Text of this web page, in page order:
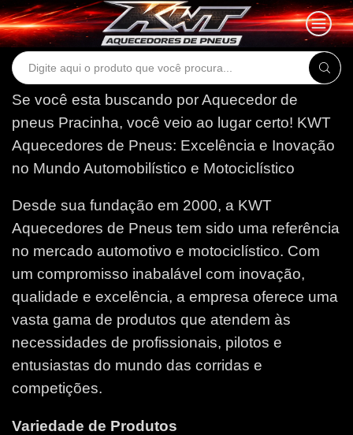
Search
Se você esta buscando por Aquecedor de
pneus Pracinha, você veio ao lugar certo! KWT
Aquecedores de Pneus: Excelência e Inovação
no Mundo Automobilístico e Motociclístico
Desde sua fundação em 2000, a KWT
Aquecedores de Pneus tem sido uma referência
no mercado automotivo e motociclístico. Com
um compromisso inabalável com inovação,
qualidade e excelência, a empresa oferece uma
vasta gama de produtos que atendem às
necessidades de profissionais, pilotos e
entusiastas do mundo das corridas e
competições.
Variedade de Produtos